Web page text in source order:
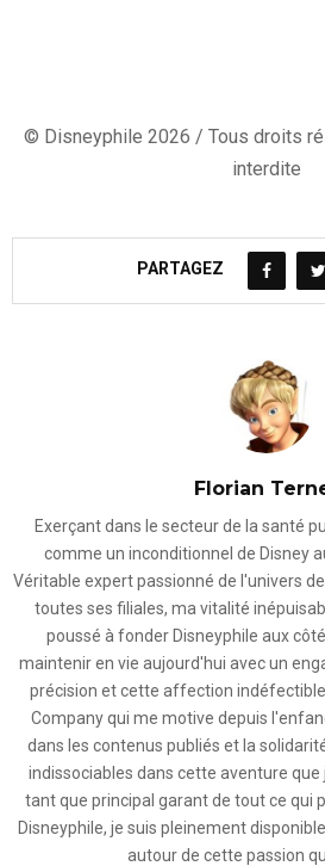
© Disneyphile 2026 / Tous droits
interdite
PARTAGEZ
Florian
Exerçant dans le secteur de la santé
comme un inconditionnel de Disney
Véritable expert passionné de l'univers
toutes ses filiales, ma vitalité
poussé à fonder Disneyphile aux
maintenir en vie aujourd'hui avec un
précision et cette affection
Company qui me motive depuis
dans les contenus publiés et la
indissociables dans cette aventure que
tant que principal garant de tout ce qui
Disneyphile, je suis pleinement
autour de cette passion